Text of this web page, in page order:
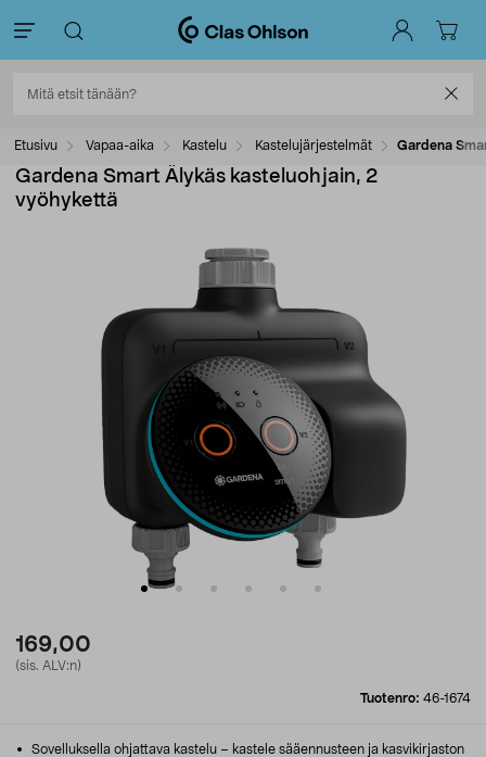
Etusivu Vapaa-aika Kastelu Kastelujärjestelmät Gardena
Gardena Smart Älykäs kasteluohjain, 2
vyöhykettä
169,00
(sis. ALV:n)
Tuotenro: 46-1674
Sovelluksella ohjattava kastelu – kastele sääennusteen ja kasvikirjaston